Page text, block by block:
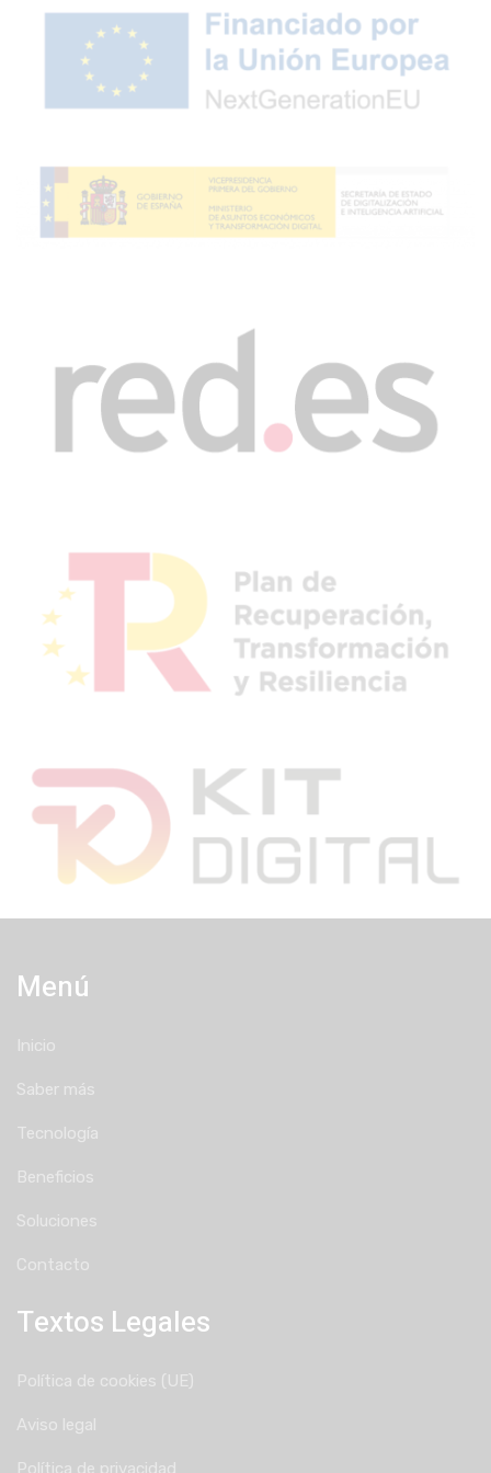
Menú
Inicio
Saber más
Tecnología
Beneficios
Soluciones
Contacto
Textos Legales
Política de cookies (UE)
Aviso legal